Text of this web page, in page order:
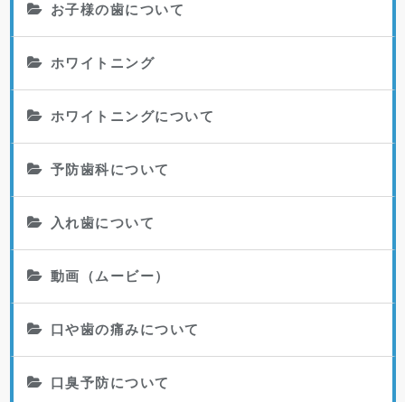
お子様の歯について
ホワイトニング
ホワイトニングについて
予防歯科について
入れ歯について
動画（ムービー）
口や歯の痛みについて
口臭予防について